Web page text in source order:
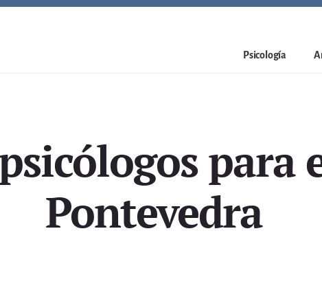
Psicología
para
Pontevedra